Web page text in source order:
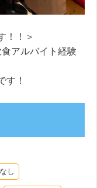
！！＞
アルバイト経験
す！
し